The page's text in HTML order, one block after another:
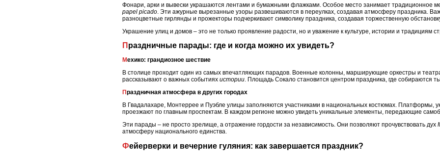
Фонари, арки и вывески украшаются лентами и бумажными флажками. Особое место занимает традиционное
papel picado . Эти ажурные вырезанные узоры развешиваются в переулках, создавая атмосферу праздника.
разноцветные гирлянды и прожекторы подчеркивают символику праздника, создавая торжественную
Украшение улиц и домов – это не только проявление радости, но и уважение к культуре, истории и традициям
Праздничные парады: где и когда можно их увидеть?
Мехико: грандиозное шествие
В столице проходит один из самых впечатляющих парадов. Военные колонны, марширующие оркестры и
рассказывают о важных событиях истории. Площадь Сокало становится центром праздника, где собираются
Праздничная атмосфера в других городах
В Гвадалахаре, Монтеррее и Пуэбле улицы заполняются участниками в национальных костюмах. Платформы,
проезжают по главным проспектам. В каждом регионе можно увидеть уникальные элементы, передающие
Эти парады – не просто зрелище, а отражение гордости за независимость. Они позволяют прочувствовать дух
атмосферу национального единства.
Фейерверки и вечерние гуляния: как завершается праздник?